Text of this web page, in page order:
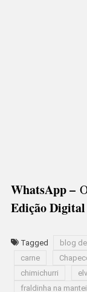
WhatsApp –
Edição Digital
Tagged blog
carne
chimichurri
fraldinha na